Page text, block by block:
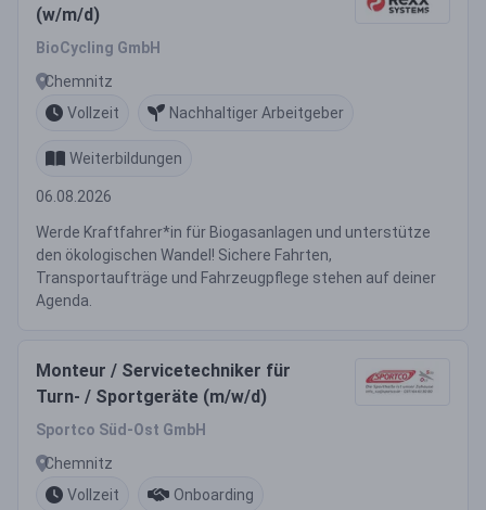
(w/m/d)
BioCycling GmbH
Chemnitz
Vollzeit
Nachhaltiger Arbeitgeber
Weiterbildungen
06.08.2026
Werde Kraftfahrer*in für Biogasanlagen und unterstütze
den ökologischen Wandel! Sichere Fahrten,
Transportaufträge und Fahrzeugpflege stehen auf deiner
Agenda.
Monteur / Servicetechniker für
Turn- / Sportgeräte (m/w/d)
Sportco Süd-Ost GmbH
Chemnitz
Vollzeit
Onboarding